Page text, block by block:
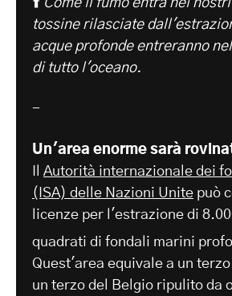
tossine rilasciate
acque profonde entreranno
di tutto l'oceano.
-
Un'area enorme sarà
Autorità internazionale dei
(ISA) delle Nazioni Unite può
licenze per l'estrazione di
quadrati di fondali marini
Quest'area equivale a un
un terzo del Belgio ripulito da